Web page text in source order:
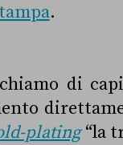
.
di
plating“la